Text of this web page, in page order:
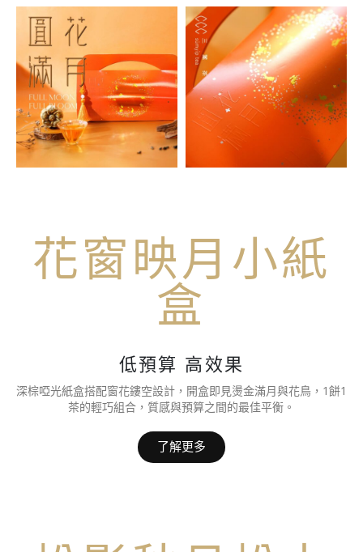
花窗映月小紙
盒
低預算 高效果
深棕啞光紙盒搭配窗花鏤空設計，開盒即見燙金滿月與花鳥，1餅1
茶的輕巧組合，質感與預算之間的最佳平衡。
了解更多